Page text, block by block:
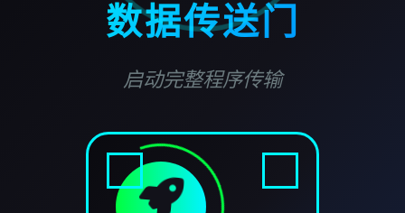
数据传送门
启动完整程序传输